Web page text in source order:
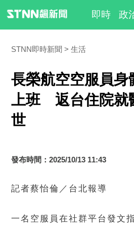
即時 政
STNN即時新聞 生活
長榮航空空服員身
上班 返台住院就
世
發布時間：2025/10/13 11:43
記者蔡怡倫／台北報導
一名空服員在社群平台發文